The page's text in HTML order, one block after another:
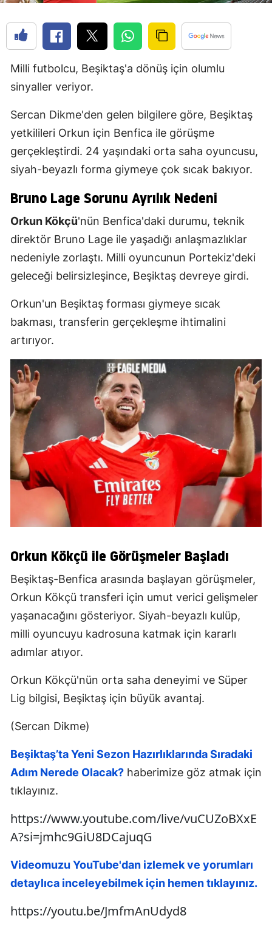
Milli futbolcu, Beşiktaş'a dönüş için olumlu
sinyaller veriyor.
Sercan Dikme'den gelen bilgilere göre, Beşiktaş
yetkilileri Orkun için Benfica ile görüşme
gerçekleştirdi. 24 yaşındaki orta saha oyuncusu,
siyah-beyazlı forma giymeye çok sıcak bakıyor.
Bruno Lage Sorunu Ayrılık Nedeni
Orkun Kökçü'nün Benfica'daki durumu, teknik
direktör Bruno Lage ile yaşadığı anlaşmazlıklar
nedeniyle zorlaştı. Milli oyuncunun Portekiz'deki
geleceği belirsizleşince, Beşiktaş devreye girdi.
Orkun'un Beşiktaş forması giymeye sıcak
bakması, transferin gerçekleşme ihtimalini
artırıyor.
Orkun Kökçü ile Görüşmeler Başladı
Beşiktaş-Benfica arasında başlayan görüşmeler,
Orkun Kökçü transferi için umut verici gelişmeler
yaşanacağını gösteriyor. Siyah-beyazlı kulüp,
milli oyuncuyu kadrosuna katmak için kararlı
adımlar atıyor.
Orkun Kökçü'nün orta saha deneyimi ve Süper
Lig bilgisi, Beşiktaş için büyük avantaj.
(Sercan Dikme)
Beşiktaş’ta Yeni Sezon Hazırlıklarında Sıradaki
Adım Nerede Olacak? haberimize göz atmak için
tıklayınız.
https://www.youtube.com/live/vuCUZoBXxE
A?si=jmhc9GiU8DCajuqG
Videomuzu YouTube'dan izlemek ve yorumları
detaylıca inceleyebilmek için hemen tıklayınız.
https://youtu.be/JmfmAnUdyd8